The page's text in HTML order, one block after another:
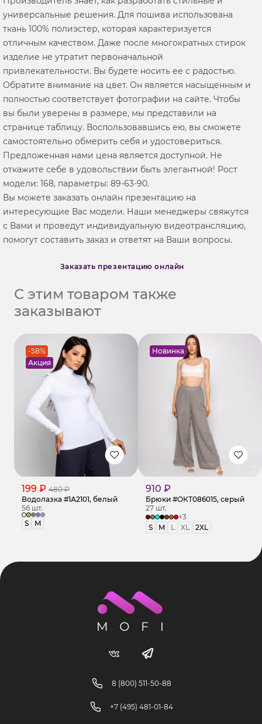
универсальные решения. Для пошива использована
ткань 100% полиэстер, которая характеризуется
отличным качеством. Даже после многократных стирок
изделие не утратит первоначальной
привлекательности. Вы будете носить ее с радостью.
Обратите внимание на цвет. Он является насыщенным и
полностью соответствует фотографии на сайте. Чтобы
вы были уверены в размере, мы представили на
странице таблицу. Воспользовавшись ею, вы сможете
самостоятельно обмерить себя и удостовериться.
Предложенная нами цена является доступной. Не
откажите себе в удовольствии быть элегантной! Рост
модели: 168, параметры: 89-63-90.
Вы можете заказать онлайн презентацию на
интересующие Вас модели. Наши менеджеры свяжутся
с Вами и проведут индивидуальную видеотрансляцию,
помогут составить заказ и ответят на Ваши вопросы.
Заказать презентацию онлайн
С этим товаром также
заказывают
-58%
Акция
199 ₽ 480 ₽
Водолазка #1А2101, белый
56 шт.
S
M
Новинка
910 ₽
Брюки #ОКТ086015, серый
27 шт.
+3
S
M L XL 2XL
8 (800) 511-50-88
+7 (495) 481-01-84